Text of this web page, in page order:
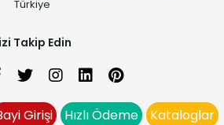
Türkiye
Takip Edin
Girişi Hızlı Ödeme Kataloglar